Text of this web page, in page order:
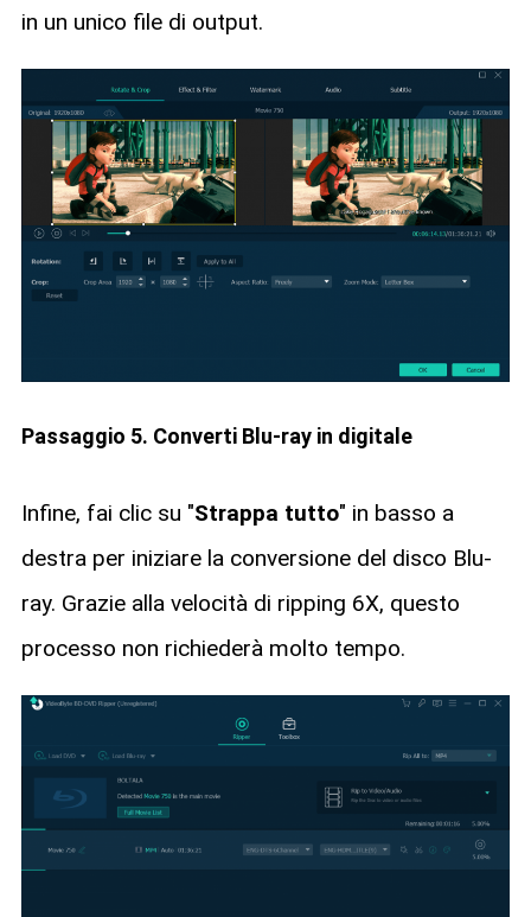
in un unico file di output.
Passaggio 5. Converti Blu-ray in digitale
Infine, fai clic su "Strappa tutto" in basso a
destra per iniziare la conversione del disco Blu-
ray. Grazie alla velocità di ripping 6X, questo
processo non richiederà molto tempo.